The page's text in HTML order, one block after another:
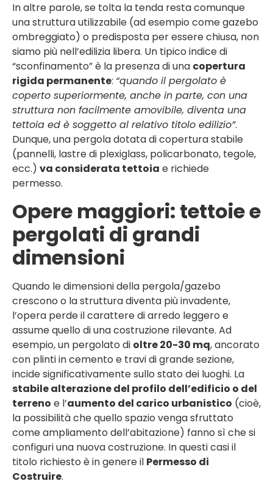
In altre parole, se tolta la tenda resta comunque
una struttura utilizzabile (ad esempio come gazebo
ombreggiato) o predisposta per essere chiusa, non
siamo più nell’edilizia libera. Un tipico indice di
“sconfinamento” è la presenza di una copertura
rigida permanente: “quando il pergolato è
coperto superiormente, anche in parte, con una
struttura non facilmente amovibile, diventa una
tettoia ed è soggetto al relativo titolo edilizio”.
Dunque, una pergola dotata di copertura stabile
(pannelli, lastre di plexiglass, policarbonato, tegole,
ecc.) va considerata tettoia e richiede
permesso.
Opere maggiori: tettoie e
pergolati di grandi
dimensioni
Quando le dimensioni della pergola/gazebo
crescono o la struttura diventa più invadente,
l’opera perde il carattere di arredo leggero e
assume quello di una costruzione rilevante. Ad
esempio, un pergolato di oltre 20-30 mq, ancorato
con plinti in cemento e travi di grande sezione,
incide significativamente sullo stato dei luoghi. La
stabile alterazione del profilo dell’edificio o del
terreno e l’aumento del carico urbanistico (cioè,
la possibilità che quello spazio venga sfruttato
come ampliamento dell’abitazione) fanno sì che si
configuri una nuova costruzione. In questi casi il
titolo richiesto è in genere il Permesso di
Costruire.